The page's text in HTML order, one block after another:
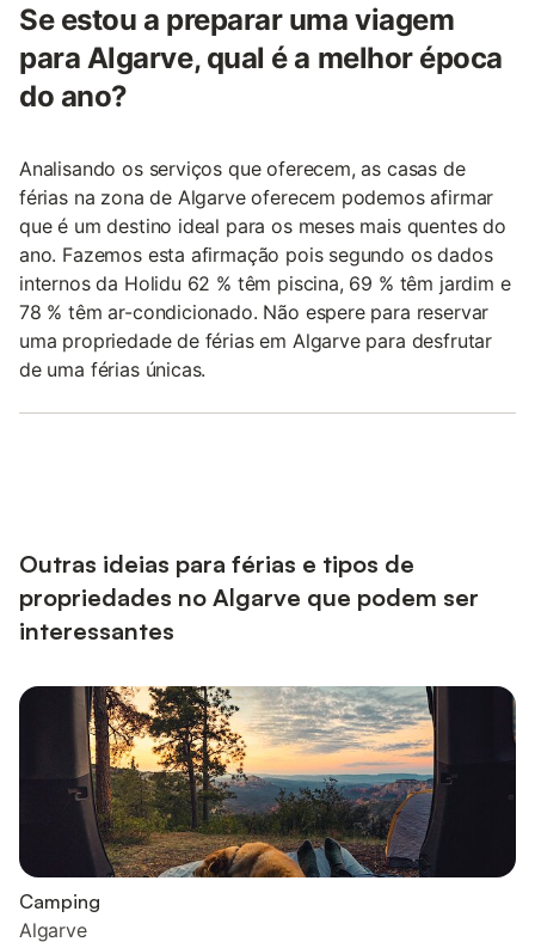
Se estou a preparar uma viagem
para Algarve, qual é a melhor época
do ano?
Analisando os serviços que oferecem, as casas de
férias na zona de Algarve oferecem podemos afirmar
que é um destino ideal para os meses mais quentes do
ano. Fazemos esta afirmação pois segundo os dados
internos da Holidu 62 % têm piscina, 69 % têm jardim e
78 % têm ar-condicionado. Não espere para reservar
uma propriedade de férias em Algarve para desfrutar
de uma férias únicas.
Outras ideias para férias e tipos de
propriedades no Algarve que podem ser
interessantes
Camping
Algarve